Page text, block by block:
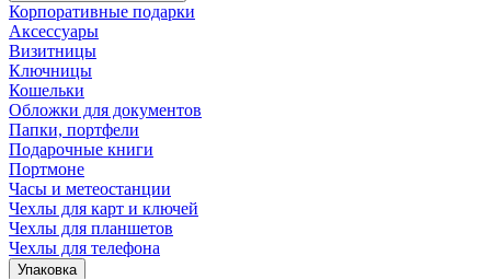
Корпоративные подарки
Аксессуары
Визитницы
Ключницы
Кошельки
Обложки для документов
Папки, портфели
Подарочные книги
Портмоне
Часы и метеостанции
Чехлы для карт и ключей
Чехлы для планшетов
Чехлы для телефона
Упаковка